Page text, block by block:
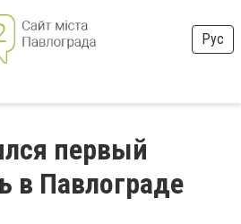
Рус
первый
в Павлограде